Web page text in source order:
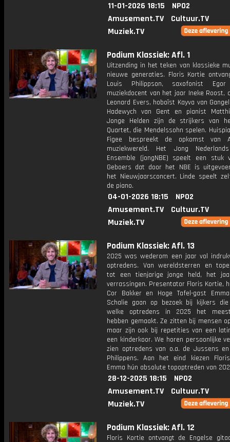
11-01-2026 18:15
NPO2
Amusement.TV
Cultuur.TV
Muziek.TV
Podium Klassiek: Afl. 1
Uitzending in het teken van klassieke
nieuwe generaties. Floris Kortie
Louis Philippson, saxofonist Egor
muziekdocent van het jaar Ineke Roost,
Leonard Evers, hoboïst Kayva van
Hadewych van Gent en pianist
Jonge Helden zijn de strijkers van
Quartet, die Mendelssohn spelen.
Figee bespreekt de opkomst van
muziekwereld. Het Jong
Ensemble (jongNBE) speelt een stuk
Geboers dat door het NBE is
het Nieuwjaarsconcert. Linde speelt
de piano.
04-01-2026 18:15
NPO2
Amusement.TV
Cultuur.TV
Muziek.TV
Podium Klassiek: Afl. 13
2025 was wederom een jaar vol
optredens. Van wereldsterren en
tot een tienjarige jonge held, het
verrassingen. Presentator Floris Kortie,
Cor Bakker en Hoge Tafel-gast
Schalie gaan op bezoek bij kijkers
welke optredens in 2025 het
hebben gemaakt. Ze zitten bij mensen
maar zijn ook bij repetities van een
een kinderkoor. We horen persoonlijke
zien optredens van o.a. de Jussens
Philippens. Aan het eind kiezen
Emma hún absolute topoptreden van
28-12-2025 18:15
NPO2
Amusement.TV
Cultuur.TV
Muziek.TV
Podium Klassiek: Afl. 12
Floris Kortie ontvangt de Engelse